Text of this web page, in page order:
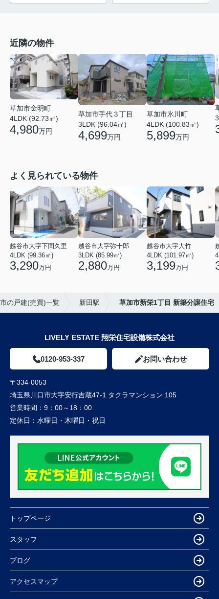
近隣の物件
草加市金明町
4LDK (92.73㎡)
4,980万円
草加市手代３丁目
3LDK (96.04㎡)
4,699万円
草加市氷川町
4LDK (100.83㎡)
5,899万円
よく見られている物件
越谷市大字下間久里
4LDK (99.36㎡)
3,290万円
越谷市大字弥十郎
3LDK (85.99㎡)
2,880万円
越谷市大字大竹
4LDK (101.97㎡)
3,199万円
の戸建(売買)一覧 新田駅 草加市新栄1丁目 新築分譲住宅
LIVELY ESTATE 翔栄住宅設備株式会社
0120-953-337 お問い合わせ
〒334-0053
埼玉県川口市大字安行吉蔵47-1 タクラマンション 105
営業時間： 9：00～18：00
定休日： 水曜日・木曜日・祝日
トップページ
スタッフ
ブログ
アクセスマップ